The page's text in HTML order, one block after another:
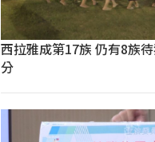
西拉雅成第17族 仍有8族
分